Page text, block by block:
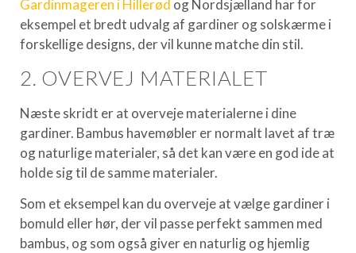
Gardinmageren i Hillerød og Nordsjælland har for
eksempel et bredt udvalg af gardiner og solskærme i
forskellige designs, der vil kunne matche din stil.
2. OVERVEJ MATERIALET
Næste skridt er at overveje materialerne i dine
gardiner. Bambus havemøbler er normalt lavet af træ
og naturlige materialer, så det kan være en god ide at
holde sig til de samme materialer.
Som et eksempel kan du overveje at vælge gardiner i
bomuld eller hør, der vil passe perfekt sammen med
bambus, og som også giver en naturlig og hjemlig